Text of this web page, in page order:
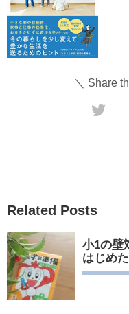
＼ Share
Related Posts
小1の壁
はじめた